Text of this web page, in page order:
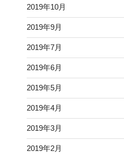
2019年10月
2019年9月
2019年7月
2019年6月
2019年5月
2019年4月
2019年3月
2019年2月